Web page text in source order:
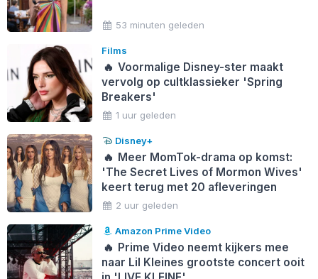
53 minuten geleden
Films
🔥 Voormalige Disney-ster maakt
vervolg op cultklassieker 'Spring
Breakers'
1 uur geleden
Disney+
🔥 Meer MomTok-drama op komst:
'The Secret Lives of Mormon Wives'
keert terug met 20 afleveringen
2 uur geleden
Amazon Prime Video
🔥 Prime Video neemt kijkers mee
naar Lil Kleines grootste concert ooit